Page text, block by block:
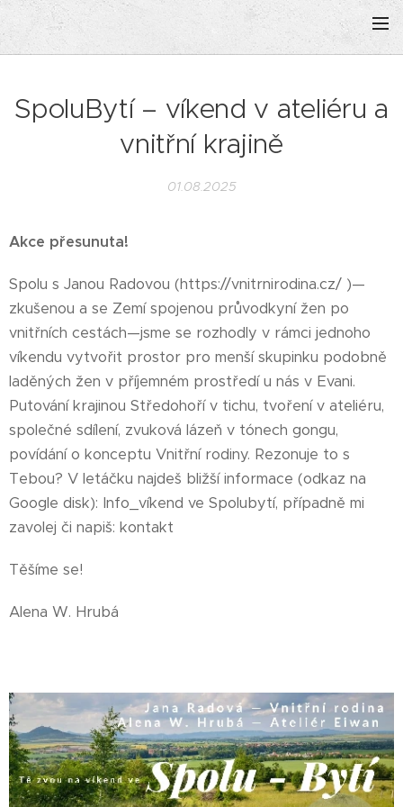
SpoluBytí – víkend v ateliéru a
vnitřní krajině
01.08.2025
Akce přesunuta!
Spolu s Janou Radovou (https://vnitrnirodina.cz/ )—
zkušenou a se Zemí spojenou průvodkyní žen po
vnitřních cestách—jsme se rozhodly v rámci jednoho
víkendu vytvořit prostor pro menší skupinku podobně
laděných žen v příjemném prostředí u nás v Evani.
Putování krajinou Středohoří v tichu, tvoření v ateliéru,
společné sdílení, zvuková lázeň v tónech gongu,
povídání o konceptu Vnitřní rodiny. Rezonuje to s
Tebou? V letáčku najdeš bližší informace (odkaz na
Google disk): Info_víkend ve Spolubytí, případně mi
zavolej či napiš: kontakt
Těšíme se!
Alena W. Hrubá